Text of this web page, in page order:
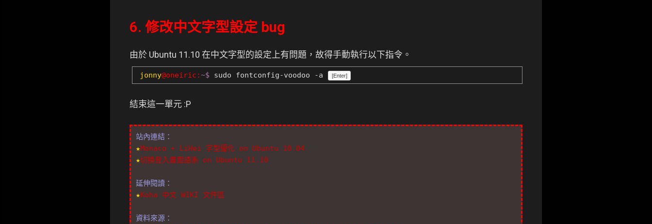
6. 修改中文字型設定 bug
由於 Ubuntu 11.10 在中文字型的設定上有問題，故得手動執行以下指令。
jonny@oneiric:~$ sudo fontconfig-voodoo -a [Enter]
結束這一單元 :P
站內連結：
★Monaco + LiHei 字型優化 on Ubuntu 10.04
★切換登入畫面語系 on Ubuntu 11.10
延伸閱讀：
★Koha 中文 WIKI 文件區
資料來源：